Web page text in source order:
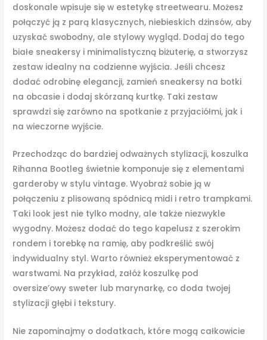
doskonale wpisuje się w estetykę streetwearu. Możesz
połączyć ją z parą klasycznych, niebieskich dżinsów, aby
uzyskać swobodny, ale stylowy wygląd. Dodaj do tego
białe sneakersy i minimalistyczną biżuterię, a stworzysz
zestaw idealny na codzienne wyjścia. Jeśli chcesz
dodać odrobinę elegancji, zamień sneakersy na botki
na obcasie i dodaj skórzaną kurtkę. Taki zestaw
sprawdzi się zarówno na spotkanie z przyjaciółmi, jak i
na wieczorne wyjście.
Przechodząc do bardziej odważnych stylizacji, koszulka
Rihanna Bootleg świetnie komponuje się z elementami
garderoby w stylu vintage. Wyobraź sobie ją w
połączeniu z plisowaną spódnicą midi i retro trampkami.
Taki look jest nie tylko modny, ale także niezwykle
wygodny. Możesz dodać do tego kapelusz z szerokim
rondem i torebkę na ramię, aby podkreślić swój
indywidualny styl. Warto również eksperymentować z
warstwami. Na przykład, załóż koszulkę pod
oversize’owy sweter lub marynarkę, co doda twojej
stylizacji głębi i tekstury.
Nie zapominajmy o dodatkach, które mogą całkowicie